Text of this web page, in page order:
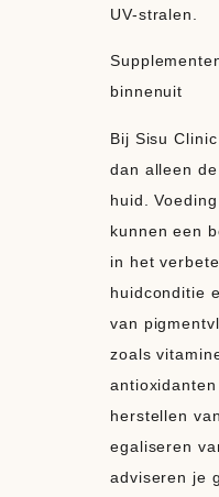
UV-stralen.
binnenuit
Bij Sisu
dan alleen
huid.
kunnen een
in het
huidconditie
van
zoals
herstellen
egaliseren
adviseren je